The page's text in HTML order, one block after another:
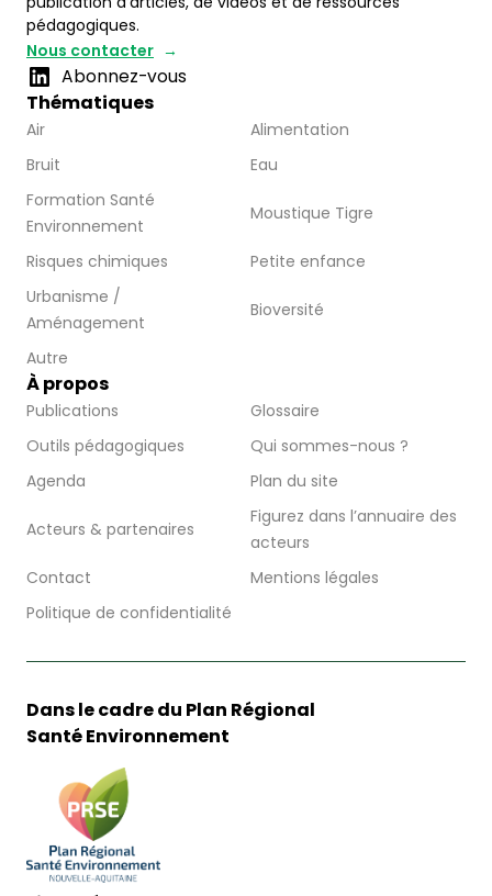
pédagogiques.
Nous contacter
Abonnez-vous
Thématiques
Air
Alimentation
Bruit
Eau
Formation Santé
Environnement
Moustique Tigre
Risques chimiques
Petite enfance
Urbanisme /
Aménagement
Bioversité
Autre
À propos
Publications
Glossaire
Outils pédagogiques
Qui sommes-nous ?
Agenda
Plan du site
Acteurs & partenaires
Figurez dans l’annuaire des
acteurs
Contact
Mentions légales
Politique de confidentialité
Dans le cadre du Plan Régional
Santé Environnement